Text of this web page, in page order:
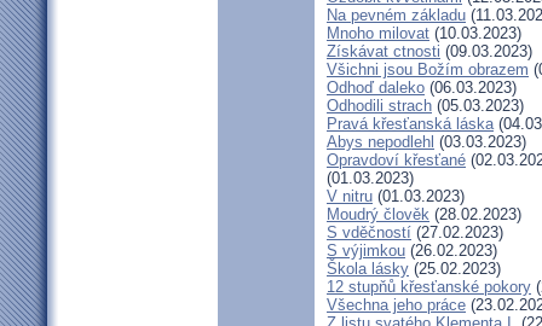
Na pevném základu
Mnoho milovat (10.03.2023)
Získávat ctnosti (09.03.2023)
Všichni jsou Božím obrazem
Odhoď daleko (06.03.2023)
Odhodili strach (05.03.2023)
Pravá křesťanská láska
Abys nepodlehl (03.03.2023)
Opravdoví křesťané
(01.03.2023)
V nitru (01.03.2023)
Moudrý člověk (28.02.2023)
S vděčností (27.02.2023)
S výjimkou (26.02.2023)
Škola lásky (25.02.2023)
12 stupňů křesťanské pokory
Všechna jeho práce